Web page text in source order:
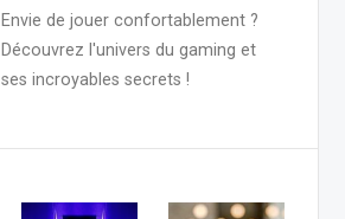
Envie de jouer confortablement ?
Découvrez l'univers du gaming et
ses incroyables secrets !